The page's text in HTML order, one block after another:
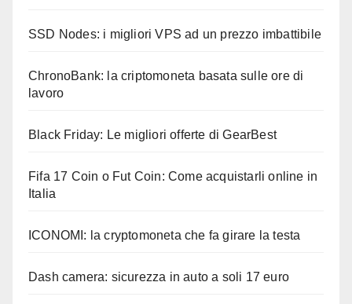
SSD Nodes: i migliori VPS ad un prezzo imbattibile
ChronoBank: la criptomoneta basata sulle ore di
lavoro
Black Friday: Le migliori offerte di GearBest
Fifa 17 Coin o Fut Coin: Come acquistarli online in
Italia
ICONOMI: la cryptomoneta che fa girare la testa
Dash camera: sicurezza in auto a soli 17 euro